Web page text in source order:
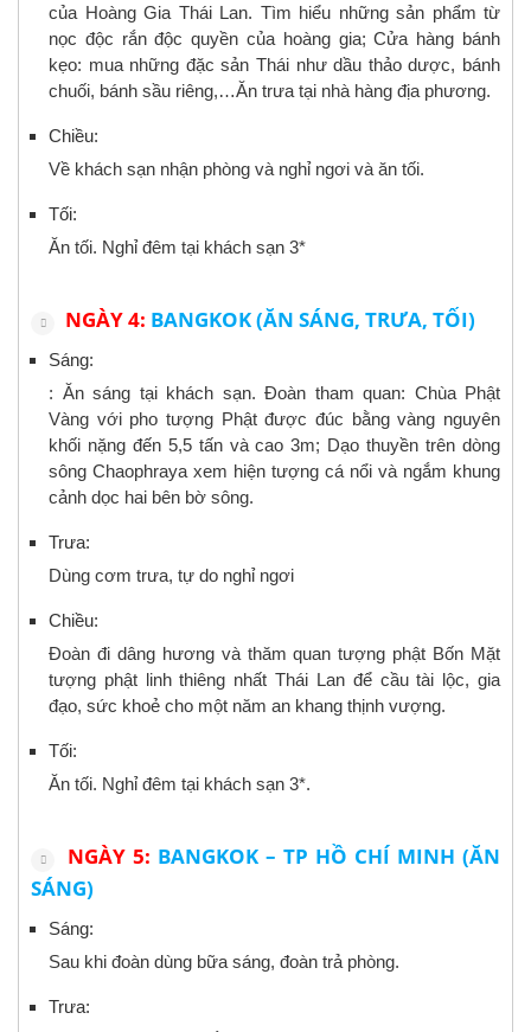
của Hoàng Gia Thái Lan. Tìm hiểu những sản phẩm từ
nọc độc rắn độc quyền của hoàng gia; Cửa hàng bánh
kẹo: mua những đặc sản Thái như dầu thảo dược, bánh
chuối, bánh sầu riêng,…Ăn trưa tại nhà hàng địa phương.
Chiều:
Về khách sạn nhận phòng và nghỉ ngơi và ăn tối.
Tối:
Ăn tối. Nghỉ đêm tại khách sạn 3*
NGÀY 4: BANGKOK (ĂN SÁNG, TRƯA, TỐI)
Sáng:
: Ăn sáng tại khách sạn. Đoàn tham quan: Chùa Phật
Vàng với pho tượng Phật được đúc bằng vàng nguyên
khối nặng đến 5,5 tấn và cao 3m; Dạo thuyền trên dòng
sông Chaophraya xem hiện tượng cá nổi và ngắm khung
cảnh dọc hai bên bờ sông.
Trưa:
Dùng cơm trưa, tự do nghỉ ngơi
Chiều:
Đoàn đi dâng hương và thăm quan tượng phật Bốn Mặt
tượng phật linh thiêng nhất Thái Lan để cầu tài lộc, gia
đạo, sức khoẻ cho một năm an khang thịnh vượng.
Tối:
Ăn tối. Nghỉ đêm tại khách sạn 3*.
NGÀY 5: BANGKOK – TP HỒ CHÍ MINH (ĂN
SÁNG)
Sáng:
Sau khi đoàn dùng bữa sáng, đoàn trả phòng.
Trưa: